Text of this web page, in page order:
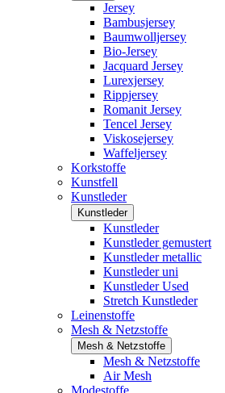
Jersey
Bambusjersey
Baumwolljersey
Bio-Jersey
Jacquard Jersey
Lurexjersey
Rippjersey
Romanit Jersey
Tencel Jersey
Viskosejersey
Waffeljersey
Korkstoffe
Kunstfell
Kunstleder
Kunstleder
Kunstleder
Kunstleder gemustert
Kunstleder metallic
Kunstleder uni
Kunstleder Used
Stretch Kunstleder
Leinenstoffe
Mesh & Netzstoffe
Mesh & Netzstoffe
Mesh & Netzstoffe
Air Mesh
Modestoffe